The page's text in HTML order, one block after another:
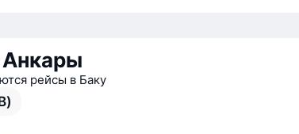
рейсы в Баку